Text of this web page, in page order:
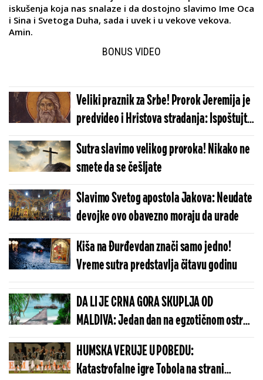
iskušenja koja nas snalaze i da dostojno slavimo Ime Oca
i Sina i Svetoga Duha, sada i uvek i u vekove vekova.
Amin.
BONUS VIDEO
Veliki praznik za Srbe! Prorok Jeremija je
predvideo i Hristova stradanja: Ispoštujte
običaje
Sutra slavimo velikog proroka! Nikako ne
smete da se češljate
Slavimo Svetog apostola Jakova: Neudate
devojke ovo obavezno moraju da urade
Kiša na Đurđevdan znači samo jedno!
Vreme sutra predstavlja čitavu godinu
DA LI JE CRNA GORA SKUPLJA OD
MALDIVA: Jedan dan na egzotičnom ostrvu
može da košta manje nego u Budvi
HUMSKA VERUJE U POBEDU:
Katastrofalne igre Tobola na strani